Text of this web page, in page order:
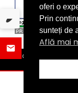
©2026 Atitudine
oferi o
Prin
sunteți de
Află mai